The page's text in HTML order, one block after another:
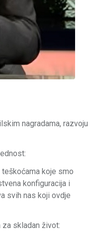
nagradama, razvoju
koje smo
konfiguracija i
svih nas koji ovdje
skladan život: